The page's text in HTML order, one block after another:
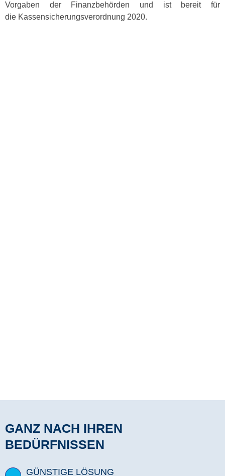
Vorgaben der Finanzbehörden und ist bereit für
die Kassensicherungsverordnung 2020.
GANZ NACH IHREN
BEDÜRFNISSEN
GÜNSTIGE LÖSUNG